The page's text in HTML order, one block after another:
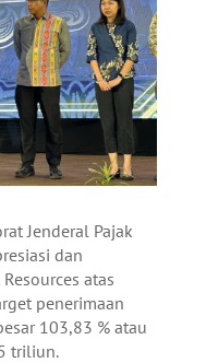
Jenderal Pajak
dan
atas
penerimaan
103,83 % atau
triliun.